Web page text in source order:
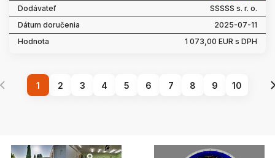
SSSSS s. r. o.
2025-07-11
1 073,00 EUR s DPH
1 2 3 4 5 6 7 8 9 10